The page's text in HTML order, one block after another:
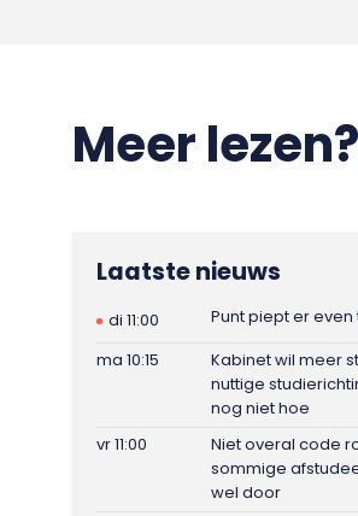
Meer lezen?
Laatste nieuws
di 11:00
Punt piept er even
ma 10:15
Kabinet wil meer
nuttige
nog niet hoe
vr 11:00
Niet overal code
sommige
wel door